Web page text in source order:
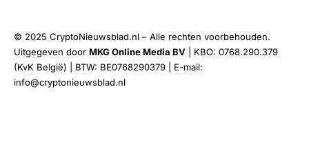
© 2025 CryptoNieuwsblad.nl – Alle rechten voorbehouden.
Uitgegeven door MKG Online Media BV | KBO: 0768.290.379
(KvK België) | BTW: BE0768290379 | E-mail:
info@cryptonieuwsblad.nl